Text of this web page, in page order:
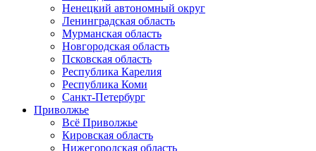
Ненецкий автономный округ
Ленинградская область
Мурманская область
Новгородская область
Псковская область
Республика Карелия
Республика Коми
Санкт-Петербург
Приволжье
Всё Приволжье
Кировская область
Нижегородская область